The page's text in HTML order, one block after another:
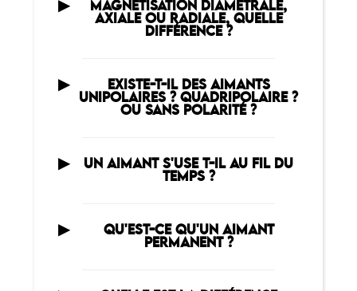
MAGNÉTISATION DIAMÉTRALE,
AXIALE OU RADIALE, QUELLE
DIFFÉRENCE ?
EXISTE-T-IL DES AIMANTS
UNIPOLAIRES ? QUADRIPOLAIRE ?
OU SANS POLARITÉ ?
UN AIMANT S'USE T-IL AU FIL DU
TEMPS ?
QU'EST-CE QU'UN AIMANT
PERMANENT ?